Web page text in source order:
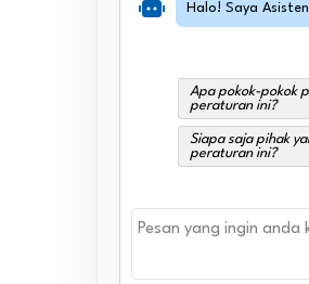
Apa pokok-pokok
peraturan ini?
Siapa saja pihak
peraturan ini?
Halo! Saya